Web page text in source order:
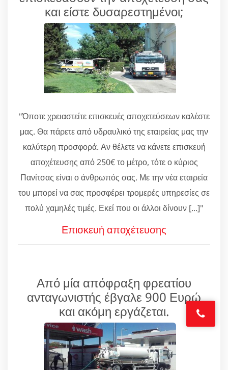
και είστε δυσαρεστημένοι;
"Όποτε χρειαστείτε επισκευές αποχετεύσεων καλέστε
μας. Θα πάρετε από υδραυλικό της εταιρείας μας την
καλύτερη προσφορά. Αν θέλετε να κάνετε επισκευή
αποχέτευσης από 250€ το μέτρο, τότε ο κύριος
Πανίτσας είναι ο άνθρωπός σας. Με την νέα εταιρεία
του μπορεί να σας προσφέρει τρομερές υπηρεσίες σε
πολύ χαμηλές τιμές. Εκεί που οι άλλοι δίνουν [...]"
Επισκευή αποχέτευσης
Από μία απόφραξη φρεατίου
ανταγωνιστής έβγαλε 900 Ευρώ
και ακόμη εργάζεται.